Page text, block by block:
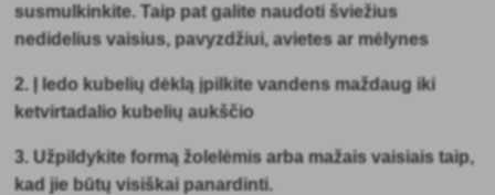
susmulkinkite. Taip pat galite naudoti šviežius
nedidelius vaisius, pavyzdžiui, avietes ar mėlynes
2. Į ledo kubelių dėklą įpilkite vandens maždaug iki
ketvirtadalio kubelių aukščio
3. Užpildykite formą žolelėmis arba mažais vaisiais taip,
kad jie būtų visiškai panardinti.